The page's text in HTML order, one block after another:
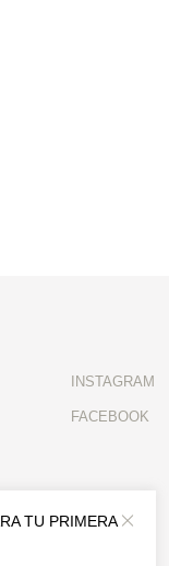
TU PRIMERA Close
INSTAGRAM
FACEBOOK